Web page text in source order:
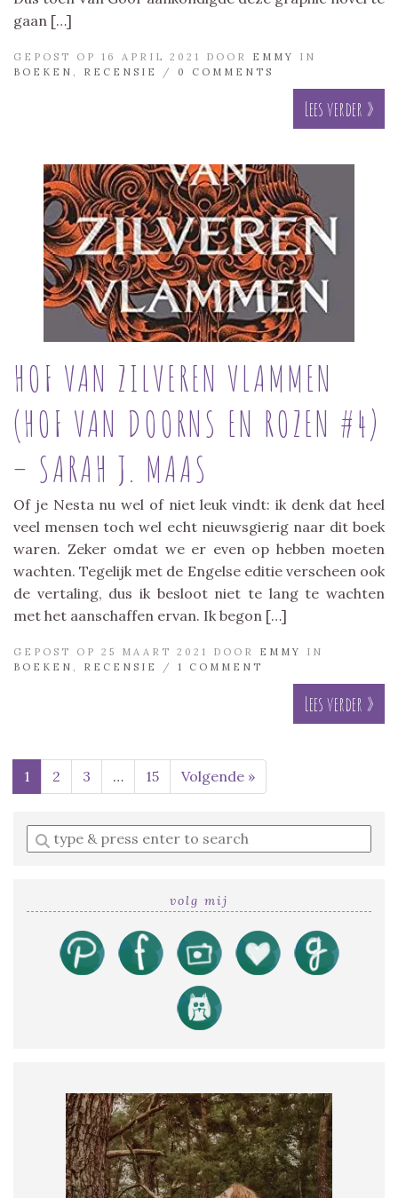
gaan […]
GEPOST OP 16 APRIL 2021 DOOR EMMY
IN
BOEKEN
RECENSIE / 0 COMMENTS
Lees verder »
HOF VAN ZILVEREN VLAMMEN
(HOF VAN DOORNS EN ROZEN #4)
– SARAH J. MAAS
Of je Nesta nu wel of niet leuk vindt: ik denk dat heel
veel mensen toch wel echt nieuwsgierig naar dit boek
waren. Zeker omdat we er even op hebben moeten
wachten. Tegelijk met de Engelse editie verscheen ook
de vertaling, dus ik besloot niet te lang te wachten
met het aanschaffen ervan. Ik begon […]
GEPOST OP 25 MAART 2021 DOOR EMMY
IN
BOEKEN
RECENSIE / 1 COMMENT
Lees verder »
1 2 3 … 15 Volgende »
Enter
a
volg mij